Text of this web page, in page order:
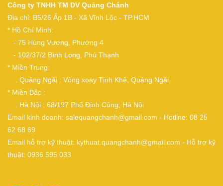
Công ty TNHH TM DV Quảng Chánh
Địa chỉ: B5/26 Ấp 1B - Xã Vĩnh Lộc - TP.HCM
* Hồ Chí Minh:
- 75 Hùng Vương, Phường 4
- 102/37/2 Bình Long, Phú Thạnh
* Miền Trung:
. Quảng Ngãi : Vòng xoay Tịnh Khê, Quảng Ngãi
* Miền Bắc :
. Hà Nội : 68/197 Phố Định Công, Hà Nội
Email kinh doanh: salequangchanh@gmail.com - Hotline: 08 25
62 68 69
Email hỗ trợ kỹ thuật: kythuat.quangchanh@gmail.com - Hỗ trợ kỹ
thuật: 0936 595 033